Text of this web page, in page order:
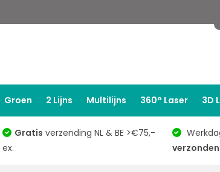
Groen 2 Lijns Multilijns 360° Laser 3D
Gratis verzending NL & BE >€75,-
ex.
verzonden